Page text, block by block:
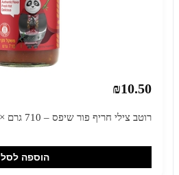
₪10.50
רוטב צילי חריף פור שיפס – 710 גרם × 1 יחידות
הוספה לסל